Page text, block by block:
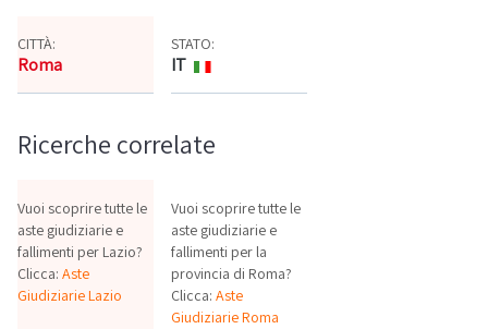
CITTÀ:
Roma Mappa
STATO:
IT
Ricerche correlate
Vuoi scoprire tutte le
aste giudiziarie e
fallimenti per Lazio?
Clicca: Aste
Giudiziarie Lazio
Vuoi scoprire tutte le
aste giudiziarie e
fallimenti per la
provincia di Roma?
Clicca:Aste
Giudiziarie Roma